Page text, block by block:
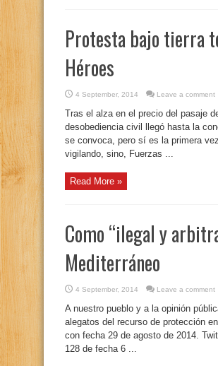
Protesta bajo tierra
Héroes
4 September, 2014 Leave a comment
Tras el alza en el precio del pasaje
desobediencia civil llegó hasta la
se convoca, pero sí es la primera
vigilando, sino, Fuerzas ...
Read More »
Como “ilegal y
Mediterráneo
4 September, 2014 Leave a comment
A nuestro pueblo y a la opinión
alegatos del recurso de protección
con fecha 29 de agosto de 2014.
128 de fecha 6 ...